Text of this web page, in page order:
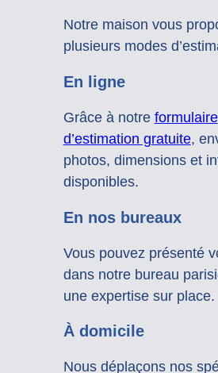
Notre maison vous
plusieurs modes
En ligne
Grâce à notre formulaire
d’estimation gratuite,
photos, dimensions et
disponibles.
En nos bureaux
Vous pouvez présenté
dans notre bureau
une expertise sur place.
À domicile
Nous déplaçons nos